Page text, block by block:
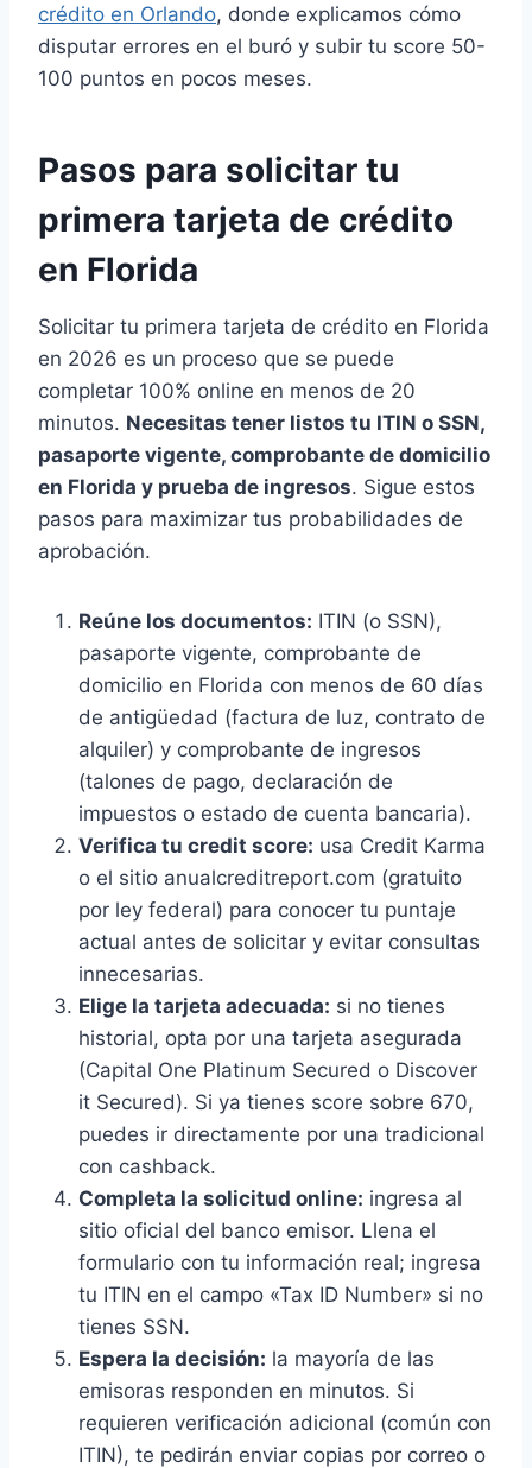
crédito en Orlando, donde explicamos cómo
disputar errores en el buró y subir tu score 50-
100 puntos en pocos meses.
Pasos para solicitar tu
primera tarjeta de crédito
en Florida
Solicitar tu primera tarjeta de crédito en Florida
en 2026 es un proceso que se puede
completar 100% online en menos de 20
minutos. Necesitas tener listos tu ITIN o SSN,
pasaporte vigente, comprobante de domicilio
en Florida y prueba de ingresos. Sigue estos
pasos para maximizar tus probabilidades de
aprobación.
Reúne los documentos: ITIN (o SSN),
pasaporte vigente, comprobante de
domicilio en Florida con menos de 60 días
de antigüedad (factura de luz, contrato de
alquiler) y comprobante de ingresos
(talones de pago, declaración de
impuestos o estado de cuenta bancaria).
Verifica tu credit score: usa Credit Karma
o el sitio anualcreditreport.com (gratuito
por ley federal) para conocer tu puntaje
actual antes de solicitar y evitar consultas
innecesarias.
Elige la tarjeta adecuada: si no tienes
historial, opta por una tarjeta asegurada
(Capital One Platinum Secured o Discover
it Secured). Si ya tienes score sobre 670,
puedes ir directamente por una tradicional
con cashback.
Completa la solicitud online: ingresa al
sitio oficial del banco emisor. Llena el
formulario con tu información real; ingresa
tu ITIN en el campo «Tax ID Number» si no
tienes SSN.
Espera la decisión: la mayoría de las
emisoras responden en minutos. Si
requieren verificación adicional (común con
ITIN), te pedirán enviar copias por correo o